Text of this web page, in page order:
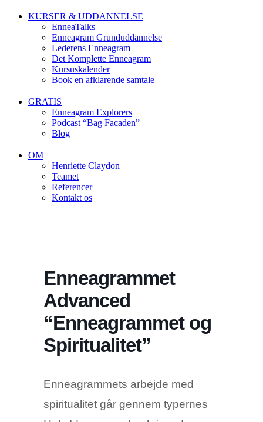
KURSER & UDDANNELSE
EnneaTalks
Enneagram Grunduddannelse
Lederens Enneagram
Det Komplette Enneagram
Kursuskalender
Book en afklarende samtale
GRATIS
Enneagram Explorers
Podcast “Bag Facaden”
Blog
OM
Henriette Claydon
Teamet
Referencer
Kontakt os
Enneagrammet
Advanced
“Enneagrammet og
Spiritualitet”
Enneagrammets arbejde med
spiritualitet går gennem typernes